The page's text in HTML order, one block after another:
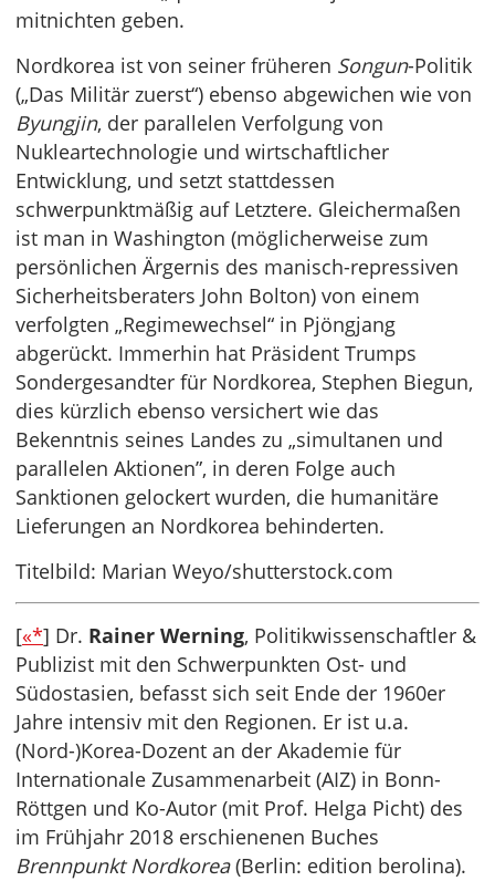
mitnichten geben.
Nordkorea ist von seiner früheren Songun-Politik
(„Das Militär zuerst“) ebenso abgewichen wie von
Byungjin, der parallelen Verfolgung von
Nukleartechnologie und wirtschaftlicher
Entwicklung, und setzt stattdessen
schwerpunktmäßig auf Letztere. Gleichermaßen
ist man in Washington (möglicherweise zum
persönlichen Ärgernis des manisch-repressiven
Sicherheitsberaters John Bolton) von einem
verfolgten „Regimewechsel“ in Pjöngjang
abgerückt. Immerhin hat Präsident Trumps
Sondergesandter für Nordkorea, Stephen Biegun,
dies kürzlich ebenso versichert wie das
Bekenntnis seines Landes zu „simultanen und
parallelen Aktionen”, in deren Folge auch
Sanktionen gelockert wurden, die humanitäre
Lieferungen an Nordkorea behinderten.
Titelbild: Marian Weyo/shutterstock.com
[«*] Dr. Rainer Werning, Politikwissenschaftler &
Publizist mit den Schwerpunkten Ost- und
Südostasien, befasst sich seit Ende der 1960er
Jahre intensiv mit den Regionen. Er ist u.a.
(Nord-)Korea-Dozent an der Akademie für
Internationale Zusammenarbeit (AIZ) in Bonn-
Röttgen und Ko-Autor (mit Prof. Helga Picht) des
im Frühjahr 2018 erschienenen Buches
Brennpunkt Nordkorea(Berlin: edition berolina).